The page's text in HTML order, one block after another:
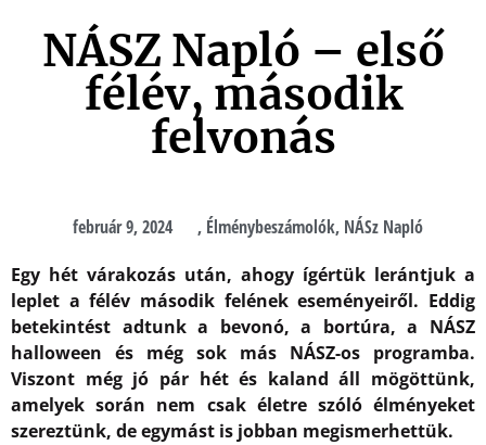
NÁSZ Napló – első
félév, második
felvonás
február 9, 2024 , Élménybeszámolók, NÁSz Napló
Egy hét várakozás után, ahogy ígértük lerántjuk a
leplet a félév második felének eseményeiről. Eddig
betekintést adtunk a bevonó, a bortúra, a NÁSZ
halloween és még sok más NÁSZ-os programba.
Viszont még jó pár hét és kaland áll mögöttünk,
amelyek során nem csak életre szóló élményeket
szereztünk, de egymást is jobban megismerhettük.